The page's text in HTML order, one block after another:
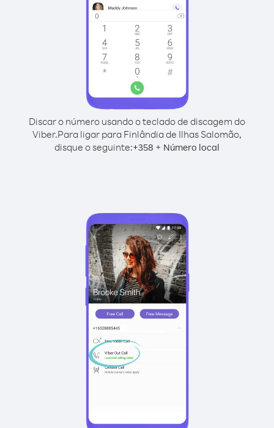
Discar o número usando o teclado de discagem do
Viber.Para ligar para Finlândia de Ilhas Salomão,
disque o seguinte:+358 + Número local